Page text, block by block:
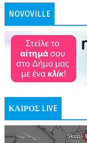
NOVOVILLE
ΚΑΙΡΟΣ LIVE